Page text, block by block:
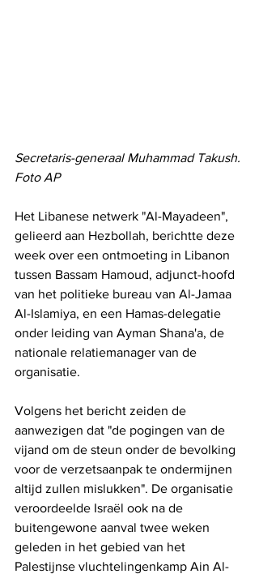
Secretaris-generaal Muhammad Takush.
Foto AP
Het Libanese netwerk "Al-Mayadeen",
gelieerd aan Hezbollah, berichtte deze
week over een ontmoeting in Libanon
tussen Bassam Hamoud, adjunct-hoofd
van het politieke bureau van Al-Jamaa
Al-Islamiya, en een Hamas-delegatie
onder leiding van Ayman Shana'a, de
nationale relatiemanager van de
organisatie.
Volgens het bericht zeiden de
aanwezigen dat "de pogingen van de
vijand om de steun onder de bevolking
voor de verzetsaanpak te ondermijnen
altijd zullen mislukken". De organisatie
veroordeelde Israël ook na de
buitengewone aanval twee weken
geleden in het gebied van het
Palestijnse vluchtelingenkamp Ain Al-